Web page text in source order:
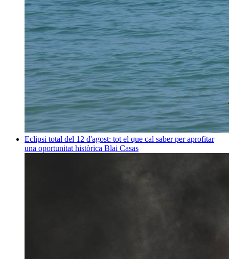
Eclipsi total del 12 d'agost: tot el que cal saber per aprofitar
una oportunitat històrica Blai Casas